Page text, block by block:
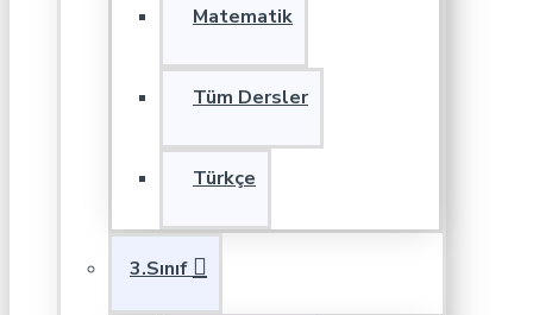
Matematik
Tüm Dersler
Türkçe
3.Sınıf